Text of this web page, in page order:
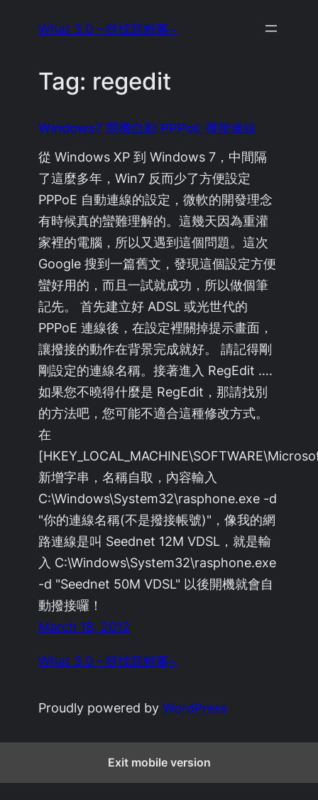
What 3.0 ~尋找新鮮事~
Tag: regedit
Windows7 開機自動 PPPoE 撥接連線
從 Windows XP 到 Windows 7，中間隔
了這麼多年，Win7 反而少了方便設定
PPPoE 自動連線的設定，微軟的開發理念
有時候真的蠻難理解的。這幾天因為重灌
家裡的電腦，所以又遇到這個問題。這次
Google 搜到一篇舊文，發現這個設定方便
蠻好用的，而且一試就成功，所以做個筆
記先。 首先建立好 ADSL 或光世代的
PPPoE 連線後，在設定裡關掉提示畫面，
讓撥接的動作在背景完成就好。 請記得剛
剛設定的連線名稱。接著進入 RegEdit ….
如果您不曉得什麼是 RegEdit，那請找別
的方法吧，您可能不適合這種修改方式。
在
新增字串，名稱自取，內容輸入
C:\Windows\System32\rasphone.exe -d
"你的連線名稱(不是撥接帳號)"，像我的網
路連線是叫 Seednet 12M VDSL，就是輸
入 C:\Windows\System32\rasphone.exe
-d "Seednet 50M VDSL" 以後開機就會自
動撥接囉！
March 18, 2012
What 3.0 ~尋找新鮮事~
Proudly powered byWordPress
Exit mobile version